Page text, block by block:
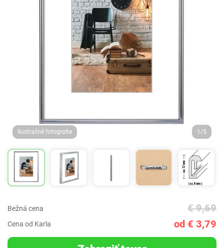
Ilustračné fotografie 1/5
Bežná cena € 9,69
Cena od Karla od € 3,79